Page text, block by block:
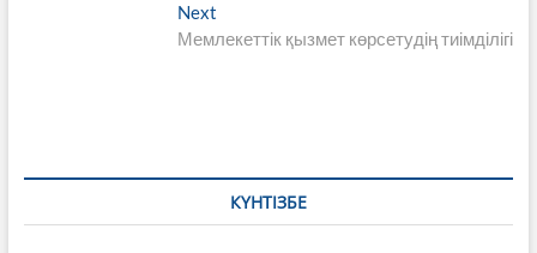
Next
post:
Мемлекеттік қызмет көрсетудің тиімділігі
КҮНТІЗБЕ